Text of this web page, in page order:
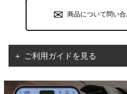
商品について問い
＋ ご利用ガイドを見る